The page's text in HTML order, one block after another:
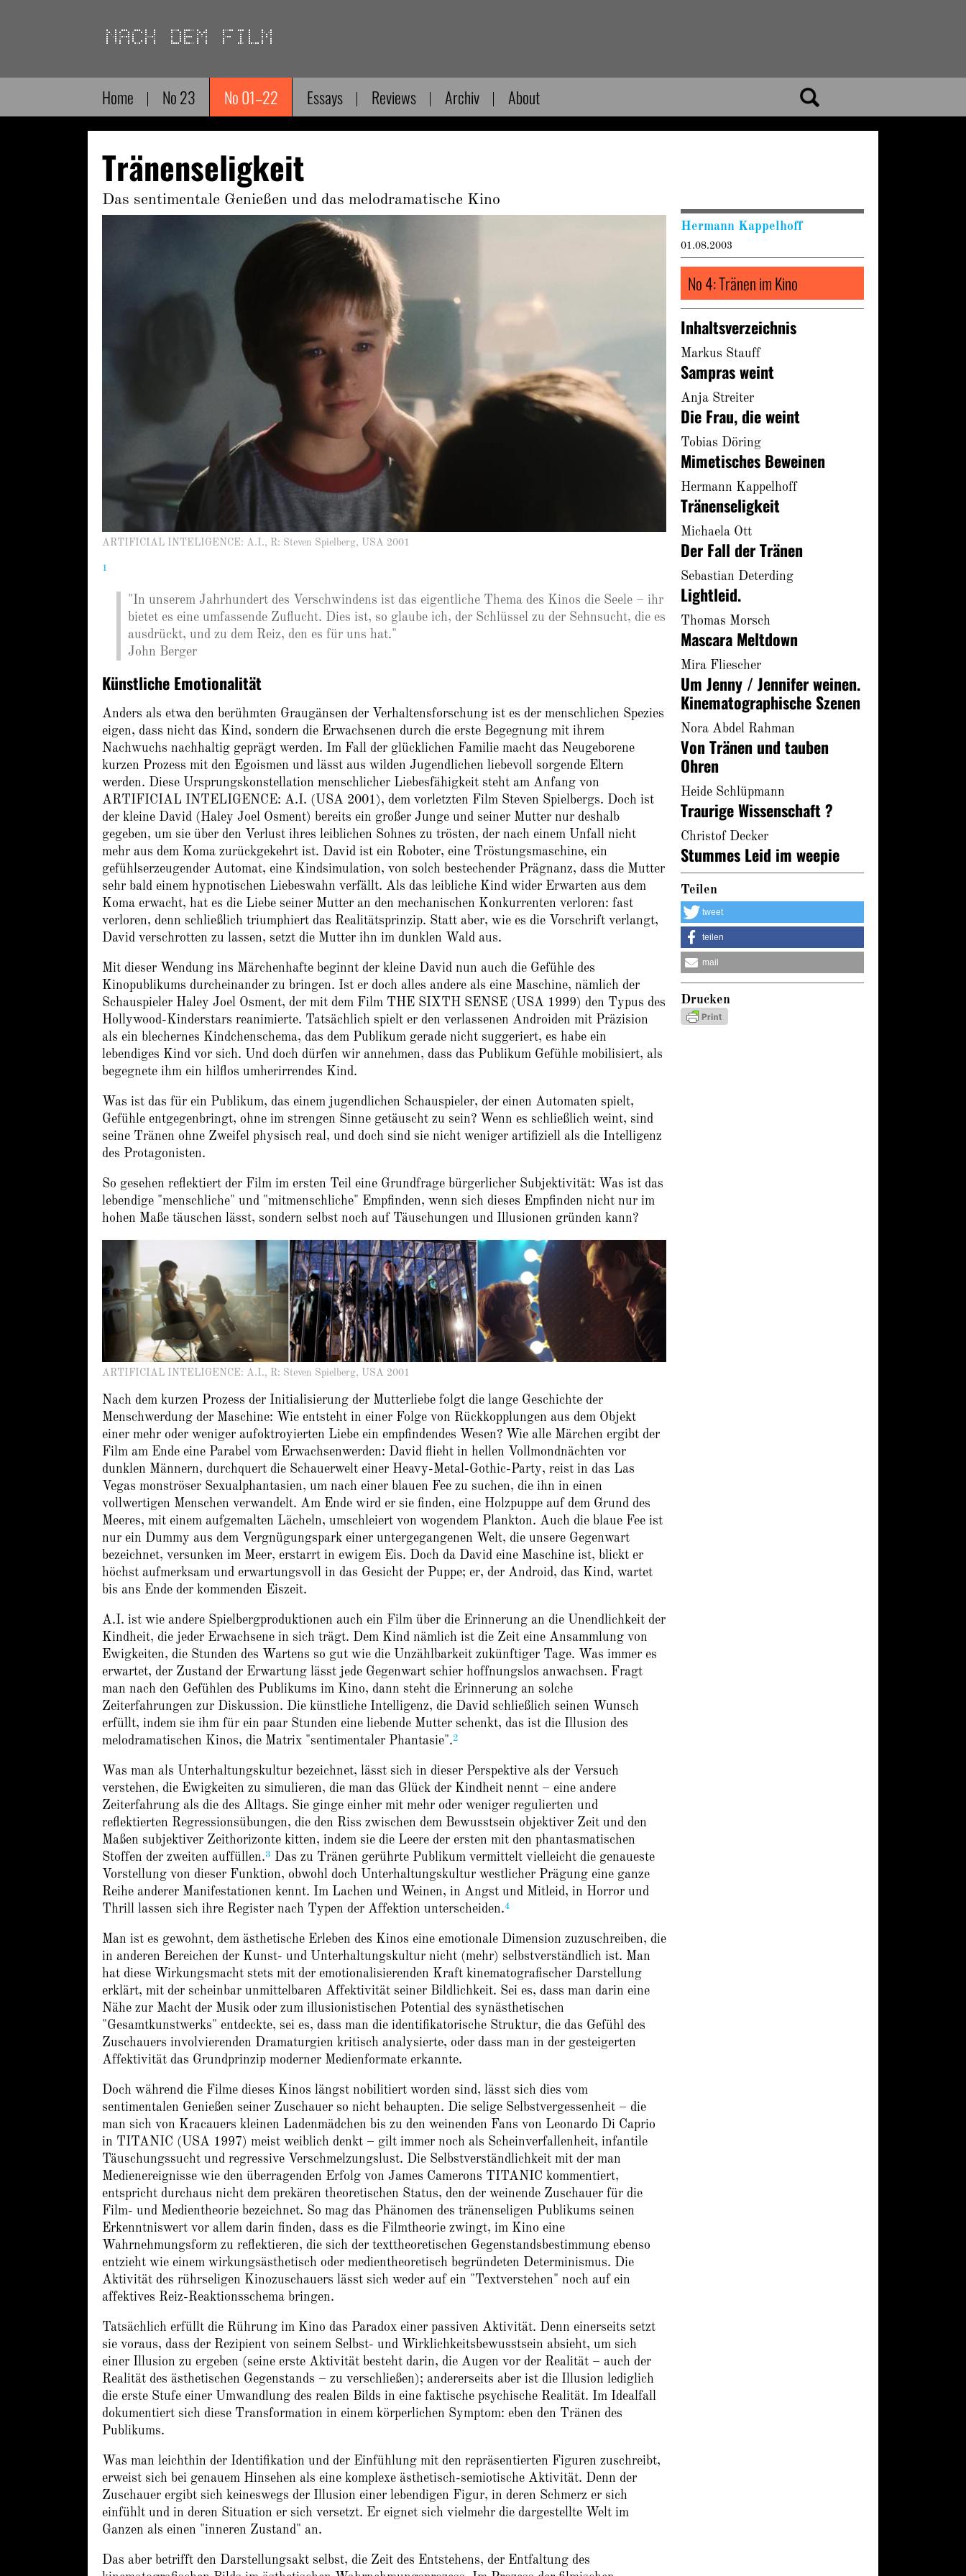
Home No 23 No 01–22 Essays Reviews Archiv About
Tränenseligkeit
Das sentimentale Genießen und das melodramatische Kino
ARTIFICIAL INTELIGENCE: A.I., R: Steven Spielberg, USA 2001
1
"In unserem Jahrhundert des Verschwindens ist das eigentliche Thema des Kinos die Seele – ihr
bietet es eine umfassende Zuflucht. Dies ist, so glaube ich, der Schlüssel zu der Sehnsucht, die es
ausdrückt, und zu dem Reiz, den es für uns hat."
John Berger
Künstliche Emotionalität
Anders als etwa den berühmten Graugänsen der Verhaltensforschung ist es der menschlichen Spezies
eigen, dass nicht das Kind, sondern die Erwachsenen durch die erste Begegnung mit ihrem
Nachwuchs nachhaltig geprägt werden. Im Fall der glücklichen Familie macht das Neugeborene
kurzen Prozess mit den Egoismen und lässt aus wilden Jugendlichen liebevoll sorgende Eltern
werden. Diese Ursprungskonstellation menschlicher Liebesfähigkeit steht am Anfang von
ARTIFICIAL INTELIGENCE: A.I. (USA 2001), dem vorletzten Film Steven Spielbergs. Doch ist
der kleine David (Haley Joel Osment) bereits ein großer Junge und seiner Mutter nur deshalb
gegeben, um sie über den Verlust ihres leiblichen Sohnes zu trösten, der nach einem Unfall nicht
mehr aus dem Koma zurückgekehrt ist. David ist ein Roboter, eine Tröstungsmaschine, ein
gefühlserzeugender Automat, eine Kindsimulation, von solch bestechender Prägnanz, dass die Mutter
sehr bald einem hypnotischen Liebeswahn verfällt. Als das leibliche Kind wider Erwarten aus dem
Koma erwacht, hat es die Liebe seiner Mutter an den mechanischen Konkurrenten verloren: fast
verloren, denn schließlich triumphiert das Realitätsprinzip. Statt aber, wie es die Vorschrift verlangt,
David verschrotten zu lassen, setzt die Mutter ihn im dunklen Wald aus.
Mit dieser Wendung ins Märchenhafte beginnt der kleine David nun auch die Gefühle des
Kinopublikums durcheinander zu bringen. Ist er doch alles andere als eine Maschine, nämlich der
Schauspieler Haley Joel Osment, der mit dem Film THE SIXTH SENSE (USA 1999) den Typus des
Hollywood-Kinderstars reanimierte. Tatsächlich spielt er den verlassenen Androiden mit Präzision
als ein blechernes Kindchenschema, das dem Publikum gerade nicht suggeriert, es habe ein
lebendiges Kind vor sich. Und doch dürfen wir annehmen, dass das Publikum Gefühle mobilisiert, als
begegnete ihm ein hilflos umherirrendes Kind.
Was ist das für ein Publikum, das einem jugendlichen Schauspieler, der einen Automaten spielt,
Gefühle entgegenbringt, ohne im strengen Sinne getäuscht zu sein? Wenn es schließlich weint, sind
seine Tränen ohne Zweifel physisch real, und doch sind sie nicht weniger artifiziell als die Intelligenz
des Protagonisten.
So gesehen reflektiert der Film im ersten Teil eine Grundfrage bürgerlicher Subjektivität: Was ist das
lebendige "menschliche" und "mitmenschliche" Empfinden, wenn sich dieses Empfinden nicht nur im
hohen Maße täuschen lässt, sondern selbst noch auf Täuschungen und Illusionen gründen kann?
ARTIFICIAL INTELIGENCE: A.I., R: Steven Spielberg, USA 2001
Nach dem kurzen Prozess der Initialisierung der Mutterliebe folgt die lange Geschichte der
Menschwerdung der Maschine: Wie entsteht in einer Folge von Rückkopplungen aus dem Objekt
einer mehr oder weniger aufoktroyierten Liebe ein empfindendes Wesen? Wie alle Märchen ergibt der
Film am Ende eine Parabel vom Erwachsenwerden: David flieht in hellen Vollmondnächten vor
dunklen Männern, durchquert die Schauerwelt einer Heavy-Metal-Gothic-Party, reist in das Las
Vegas monströser Sexualphantasien, um nach einer blauen Fee zu suchen, die ihn in einen
vollwertigen Menschen verwandelt. Am Ende wird er sie finden, eine Holzpuppe auf dem Grund des
Meeres, mit einem aufgemalten Lächeln, umschleiert von wogendem Plankton. Auch die blaue Fee ist
nur ein Dummy aus dem Vergnügungspark einer untergegangenen Welt, die unsere Gegenwart
bezeichnet, versunken im Meer, erstarrt in ewigem Eis. Doch da David eine Maschine ist, blickt er
höchst aufmerksam und erwartungsvoll in das Gesicht der Puppe; er, der Android, das Kind, wartet
bis ans Ende der kommenden Eiszeit.
A.I. ist wie andere Spielbergproduktionen auch ein Film über die Erinnerung an die Unendlichkeit der
Kindheit, die jeder Erwachsene in sich trägt. Dem Kind nämlich ist die Zeit eine Ansammlung von
Ewigkeiten, die Stunden des Wartens so gut wie die Unzählbarkeit zukünftiger Tage. Was immer es
erwartet, der Zustand der Erwartung lässt jede Gegenwart schier hoffnungslos anwachsen. Fragt
man nach den Gefühlen des Publikums im Kino, dann steht die Erinnerung an solche
Zeiterfahrungen zur Diskussion. Die künstliche Intelligenz, die David schließlich seinen Wunsch
erfüllt, indem sie ihm für ein paar Stunden eine liebende Mutter schenkt, das ist die Illusion des
melodramatischen Kinos, die Matrix "sentimentaler Phantasie".2
Was man als Unterhaltungskultur bezeichnet, lässt sich in dieser Perspektive als der Versuch
verstehen, die Ewigkeiten zu simulieren, die man das Glück der Kindheit nennt – eine andere
Zeiterfahrung als die des Alltags. Sie ginge einher mit mehr oder weniger regulierten und
reflektierten Regressionsübungen, die den Riss zwischen dem Bewusstsein objektiver Zeit und den
Maßen subjektiver Zeithorizonte kitten, indem sie die Leere der ersten mit den phantasmatischen
Stoffen der zweiten auffüllen.3 Das zu Tränen gerührte Publikum vermittelt vielleicht die genaueste
Vorstellung von dieser Funktion, obwohl doch Unterhaltungskultur westlicher Prägung eine ganze
Reihe anderer Manifestationen kennt. Im Lachen und Weinen, in Angst und Mitleid, in Horror und
Thrill lassen sich ihre Register nach Typen der Affektion unterscheiden.4
Man ist es gewohnt, dem ästhetische Erleben des Kinos eine emotionale Dimension zuzuschreiben, die
in anderen Bereichen der Kunst- und Unterhaltungskultur nicht (mehr) selbstverständlich ist. Man
hat diese Wirkungsmacht stets mit der emotionalisierenden Kraft kinematografischer Darstellung
erklärt, mit der scheinbar unmittelbaren Affektivität seiner Bildlichkeit. Sei es, dass man darin eine
Nähe zur Macht der Musik oder zum illusionistischen Potential des synästhetischen
"Gesamtkunstwerks" entdeckte, sei es, dass man die identifikatorische Struktur, die das Gefühl des
Zuschauers involvierenden Dramaturgien kritisch analysierte, oder dass man in der gesteigerten
Affektivität das Grundprinzip moderner Medienformate erkannte.
Doch während die Filme dieses Kinos längst nobilitiert worden sind, lässt sich dies vom
sentimentalen Genießen seiner Zuschauer so nicht behaupten. Die selige Selbstvergessenheit – die
man sich von Kracauers kleinen Ladenmädchen bis zu den weinenden Fans von Leonardo Di Caprio
in TITANIC (USA 1997) meist weiblich denkt – gilt immer noch als Scheinverfallenheit, infantile
Täuschungssucht und regressive Verschmelzungslust. Die Selbstverständlichkeit mit der man
Medienereignisse wie den überragenden Erfolg von James Camerons TITANIC kommentiert,
entspricht durchaus nicht dem prekären theoretischen Status, den der weinende Zuschauer für die
Film- und Medientheorie bezeichnet. So mag das Phänomen des tränenseligen Publikums seinen
Erkenntniswert vor allem darin finden, dass es die Filmtheorie zwingt, im Kino eine
Wahrnehmungsform zu reflektieren, die sich der texttheoretischen Gegenstandsbestimmung ebenso
entzieht wie einem wirkungsästhetisch oder medientheoretisch begründeten Determinismus. Die
Aktivität des rührseligen Kinozuschauers lässt sich weder auf ein "Textverstehen" noch auf ein
affektives Reiz-Reaktionsschema bringen.
Tatsächlich erfüllt die Rührung im Kino das Paradox einer passiven Aktivität. Denn einerseits setzt
sie voraus, dass der Rezipient von seinem Selbst- und Wirklichkeitsbewusstsein absieht, um sich
einer Illusion zu ergeben (seine erste Aktivität besteht darin, die Augen vor der Realität – auch der
Realität des ästhetischen Gegenstands – zu verschließen); andererseits aber ist die Illusion lediglich
die erste Stufe einer Umwandlung des realen Bilds in eine faktische psychische Realität. Im Idealfall
dokumentiert sich diese Transformation in einem körperlichen Symptom: eben den Tränen des
Publikums.
Was man leichthin der Identifikation und der Einfühlung mit den repräsentierten Figuren zuschreibt,
erweist sich bei genauem Hinsehen als eine komplexe ästhetisch-semiotische Aktivität. Denn der
Zuschauer ergibt sich keineswegs der Illusion einer lebendigen Figur, in deren Schmerz er sich
einfühlt und in deren Situation er sich versetzt. Er eignet sich vielmehr die dargestellte Welt im
Ganzen als einen "inneren Zustand" an.
Das aber betrifft den Darstellungsakt selbst, die Zeit des Entstehens, der Entfaltung des
Hermann Kappelhoff
01.08.2003
No 4: Tränen im Kino
Inhaltsverzeichnis
Markus Stauff
Sampras weint
Anja Streiter
Die Frau, die weint
Tobias Döring
Mimetisches Beweinen
Hermann Kappelhoff
Tränenseligkeit
Michaela Ott
Der Fall der Tränen
Sebastian Deterding
Lightleid.
Thomas Morsch
Mascara Meltdown
Mira Fliescher
Um Jenny / Jennifer weinen.
Kinematographische Szenen
Nora Abdel Rahman
Von Tränen und tauben
Ohren
Heide Schlüpmann
Traurige Wissenschaft ?
Christof Decker
Stummes Leid im weepie
Teilen
tweet
teilen
mail
Drucken